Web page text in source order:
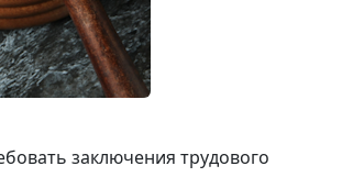
заключения трудового